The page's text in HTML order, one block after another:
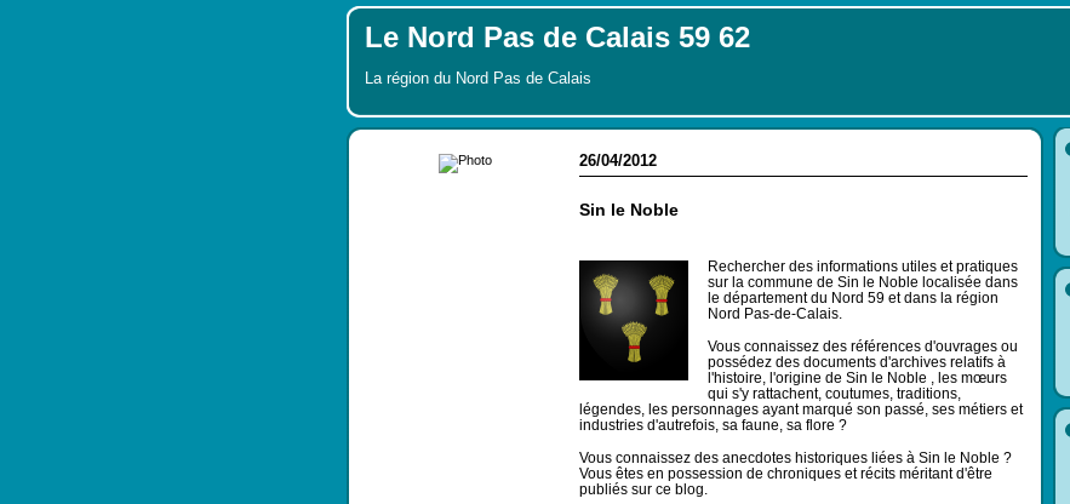
Le Nord Pas de Calais 59 62
La région du Nord Pas de Calais
26/04/2012
Sin le Noble
Rechercher des informations utiles et pratiques
sur la commune de Sin le Noble localisée dans
le département du Nord 59 et dans la région
Nord Pas-de-Calais.
Vous connaissez des références d'ouvrages ou
possédez des documents d'archives relatifs à
l'histoire, l'origine de Sin le Noble , les mœurs
qui s'y rattachent, coutumes, traditions,
légendes, les personnages ayant marqué son passé, ses métiers et
industries d'autrefois, sa faune, sa flore ?
Vous connaissez des anecdotes historiques liées à Sin le Noble ?
Vous êtes en possession de chroniques et récits méritant d'être
publiés sur ce blog.